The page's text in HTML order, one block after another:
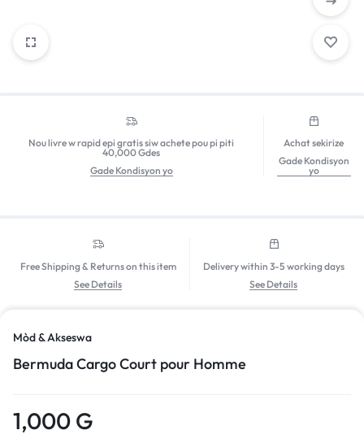
Nou livre w rapid epi gratis siw achete pou pi piti
40,000 Gdes
Gade Kondisyon yo
Achat sekirize
Gade Kondisyon
yo
Free Shipping & Returns on this item
See Details
Delivery within 3-5 working days
See Details
Mòd & Akseswa
Bermuda Cargo Court pour Homme
1,000 G